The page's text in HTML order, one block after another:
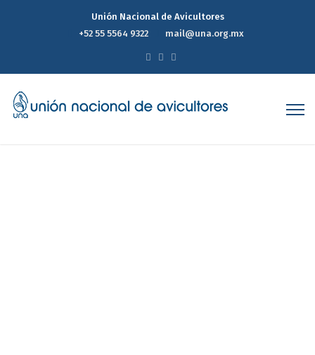
Unión Nacional de Avicultores
+52 55 5564 9322
mail@una.org.mx